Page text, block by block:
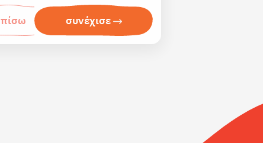
πίσω συνέχισε